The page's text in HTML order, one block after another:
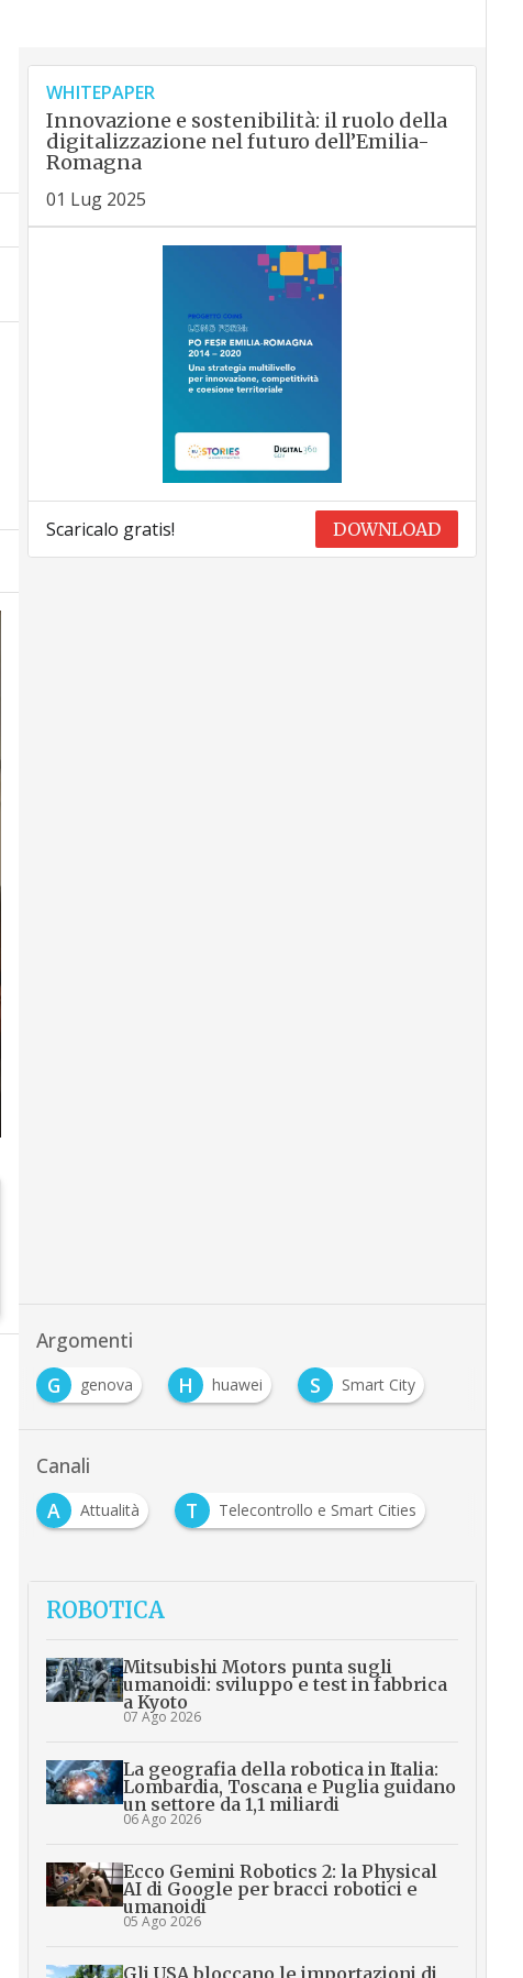
WHITEPAPER
Innovazione e sostenibilità: il ruolo della
digitalizzazione nel futuro dell’Emilia-
Romagna
01 Lug 2025
Scaricalo gratis! DOWNLOAD
Argomenti
G
genova H huawei S Smart City
Canali
A
Attualità T Telecontrollo e Smart Cities
ROBOTICA
Mitsubishi Motors punta sugli
umanoidi: sviluppo e test in fabbrica
a Kyoto
07 Ago 2026
La geografia della robotica in Italia:
Lombardia, Toscana e Puglia guidano
un settore da 1,1 miliardi
06 Ago 2026
Ecco Gemini Robotics 2: la Physical
AI di Google per bracci robotici e
umanoidi
05 Ago 2026